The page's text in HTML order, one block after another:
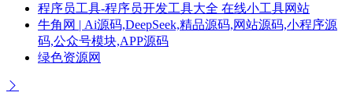
程序员工具-程序员开发工具大全 在线小工具网站
牛角网 | Ai源码,DeepSeek,精品源码,网站源码,小程序源
码,公众号模块,APP源码
绿色资源网